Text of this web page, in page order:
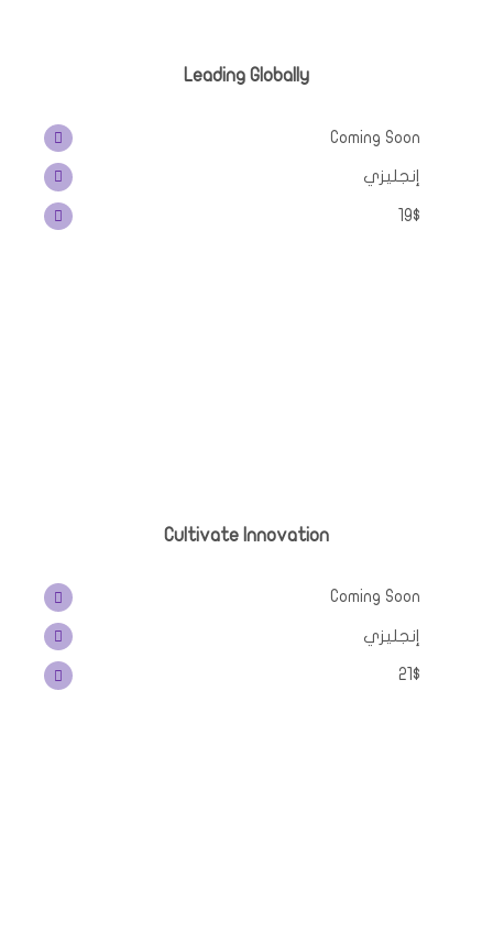
Leading Globally
Coming Soon
إنجليزي
19$
Cultivate Innovation
Coming Soon
إنجليزي
21$